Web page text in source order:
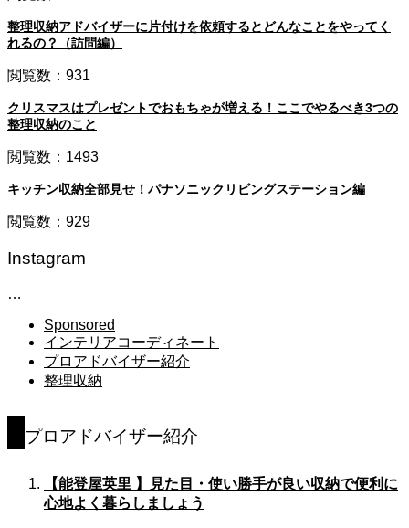
整理収納アドバイザーに片付けを依頼するとどんなことをやってく
れるの？（訪問編）
閲覧数：931
クリスマスはプレゼントでおもちゃが増える！ここでやるべき3つの
整理収納のこと
閲覧数：1493
キッチン収納全部見せ！パナソニックリビングステーション編
閲覧数：929
Instagram
…
Sponsored
インテリアコーディネート
プロアドバイザー紹介
整理収納
プロアドバイザー紹介
【能登屋英里 】見た目・使い勝手が良い収納で便利に
心地よく暮らしましょう